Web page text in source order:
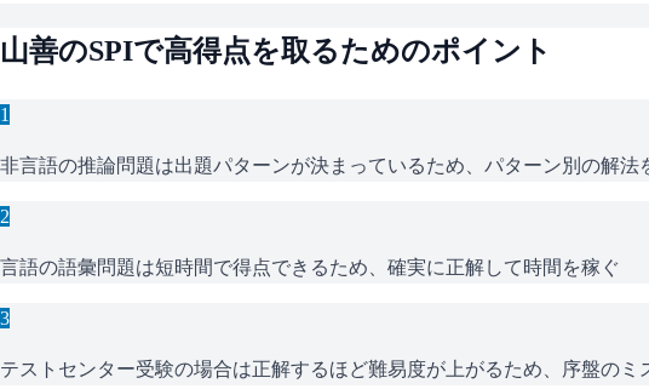
山善のSPIで高得点を取るためのポイント
1
非言語の推論問題は出題パターンが決まっているため、パターン別の解法
2
言語の語彙問題は短時間で得点できるため、確実に正解して時間を稼ぐ
3
テストセンター受験の場合は正解するほど難易度が上がるため、序盤のミ